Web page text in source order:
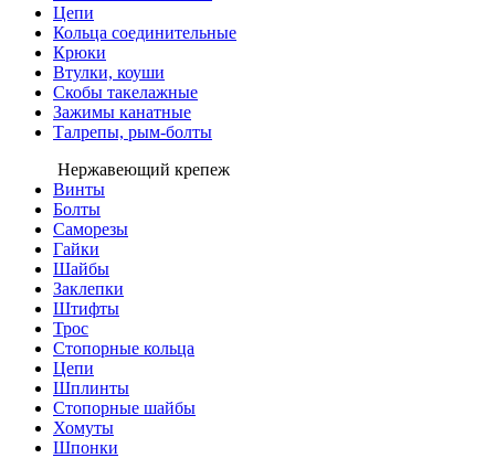
Цепи
Кольца соединительные
Крюки
Втулки, коуши
Скобы такелажные
Зажимы канатные
Талрепы, рым-болты
Нержавеющий крепеж
Винты
Болты
Саморезы
Гайки
Шайбы
Заклепки
Штифты
Трос
Стопорные кольца
Цепи
Шплинты
Стопорные шайбы
Хомуты
Шпонки